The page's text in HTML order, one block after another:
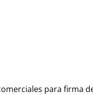
para firma